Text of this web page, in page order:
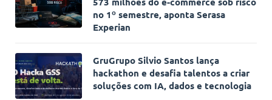
no 1º semestre, aponta Serasa
Experian
GruGrupo Silvio Santos lança
hackathon e desafia talentos a criar
soluções com IA, dados e tecnologia